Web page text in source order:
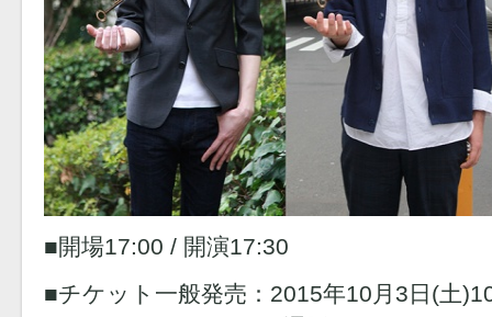
■開場17:00 / 開演17:30
■チケット一般発売：2015年10月3日(土